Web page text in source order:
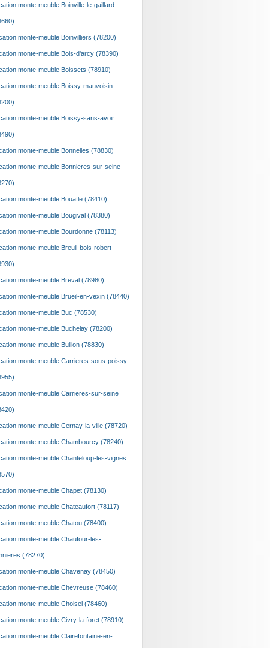
monte-meuble Boinville-le-gaillard
monte-meuble Boinvilliers (78200)
monte-meuble Bois-d'arcy (78390)
monte-meuble Boissets (78910)
monte-meuble Boissy-mauvoisin
monte-meuble Boissy-sans-avoir
monte-meuble Bonnelles (78830)
monte-meuble Bonnieres-sur-seine
monte-meuble Bouafle (78410)
monte-meuble Bougival (78380)
monte-meuble Bourdonne (78113)
monte-meuble Breuil-bois-robert
monte-meuble Breval (78980)
monte-meuble Brueil-en-vexin (78440)
monte-meuble Buc (78530)
monte-meuble Buchelay (78200)
monte-meuble Bullion (78830)
monte-meuble Carrieres-sous-poissy
monte-meuble Carrieres-sur-seine
monte-meuble Cernay-la-ville (78720)
monte-meuble Chambourcy (78240)
monte-meuble Chanteloup-les-vignes
monte-meuble Chapet (78130)
monte-meuble Chateaufort (78117)
monte-meuble Chatou (78400)
monte-meuble Chaufour-les-
(78270)
monte-meuble Chavenay (78450)
monte-meuble Chevreuse (78460)
monte-meuble Choisel (78460)
monte-meuble Civry-la-foret (78910)
monte-meuble Clairefontaine-en-